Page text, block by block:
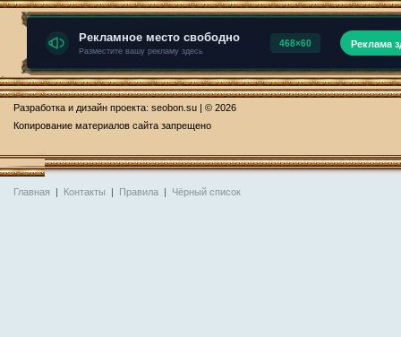
Разработка и дизайн проекта: seobon.su | © 2026
Копирование материалов сайта запрещено
Главная | Контакты | Правила | Чёрный список